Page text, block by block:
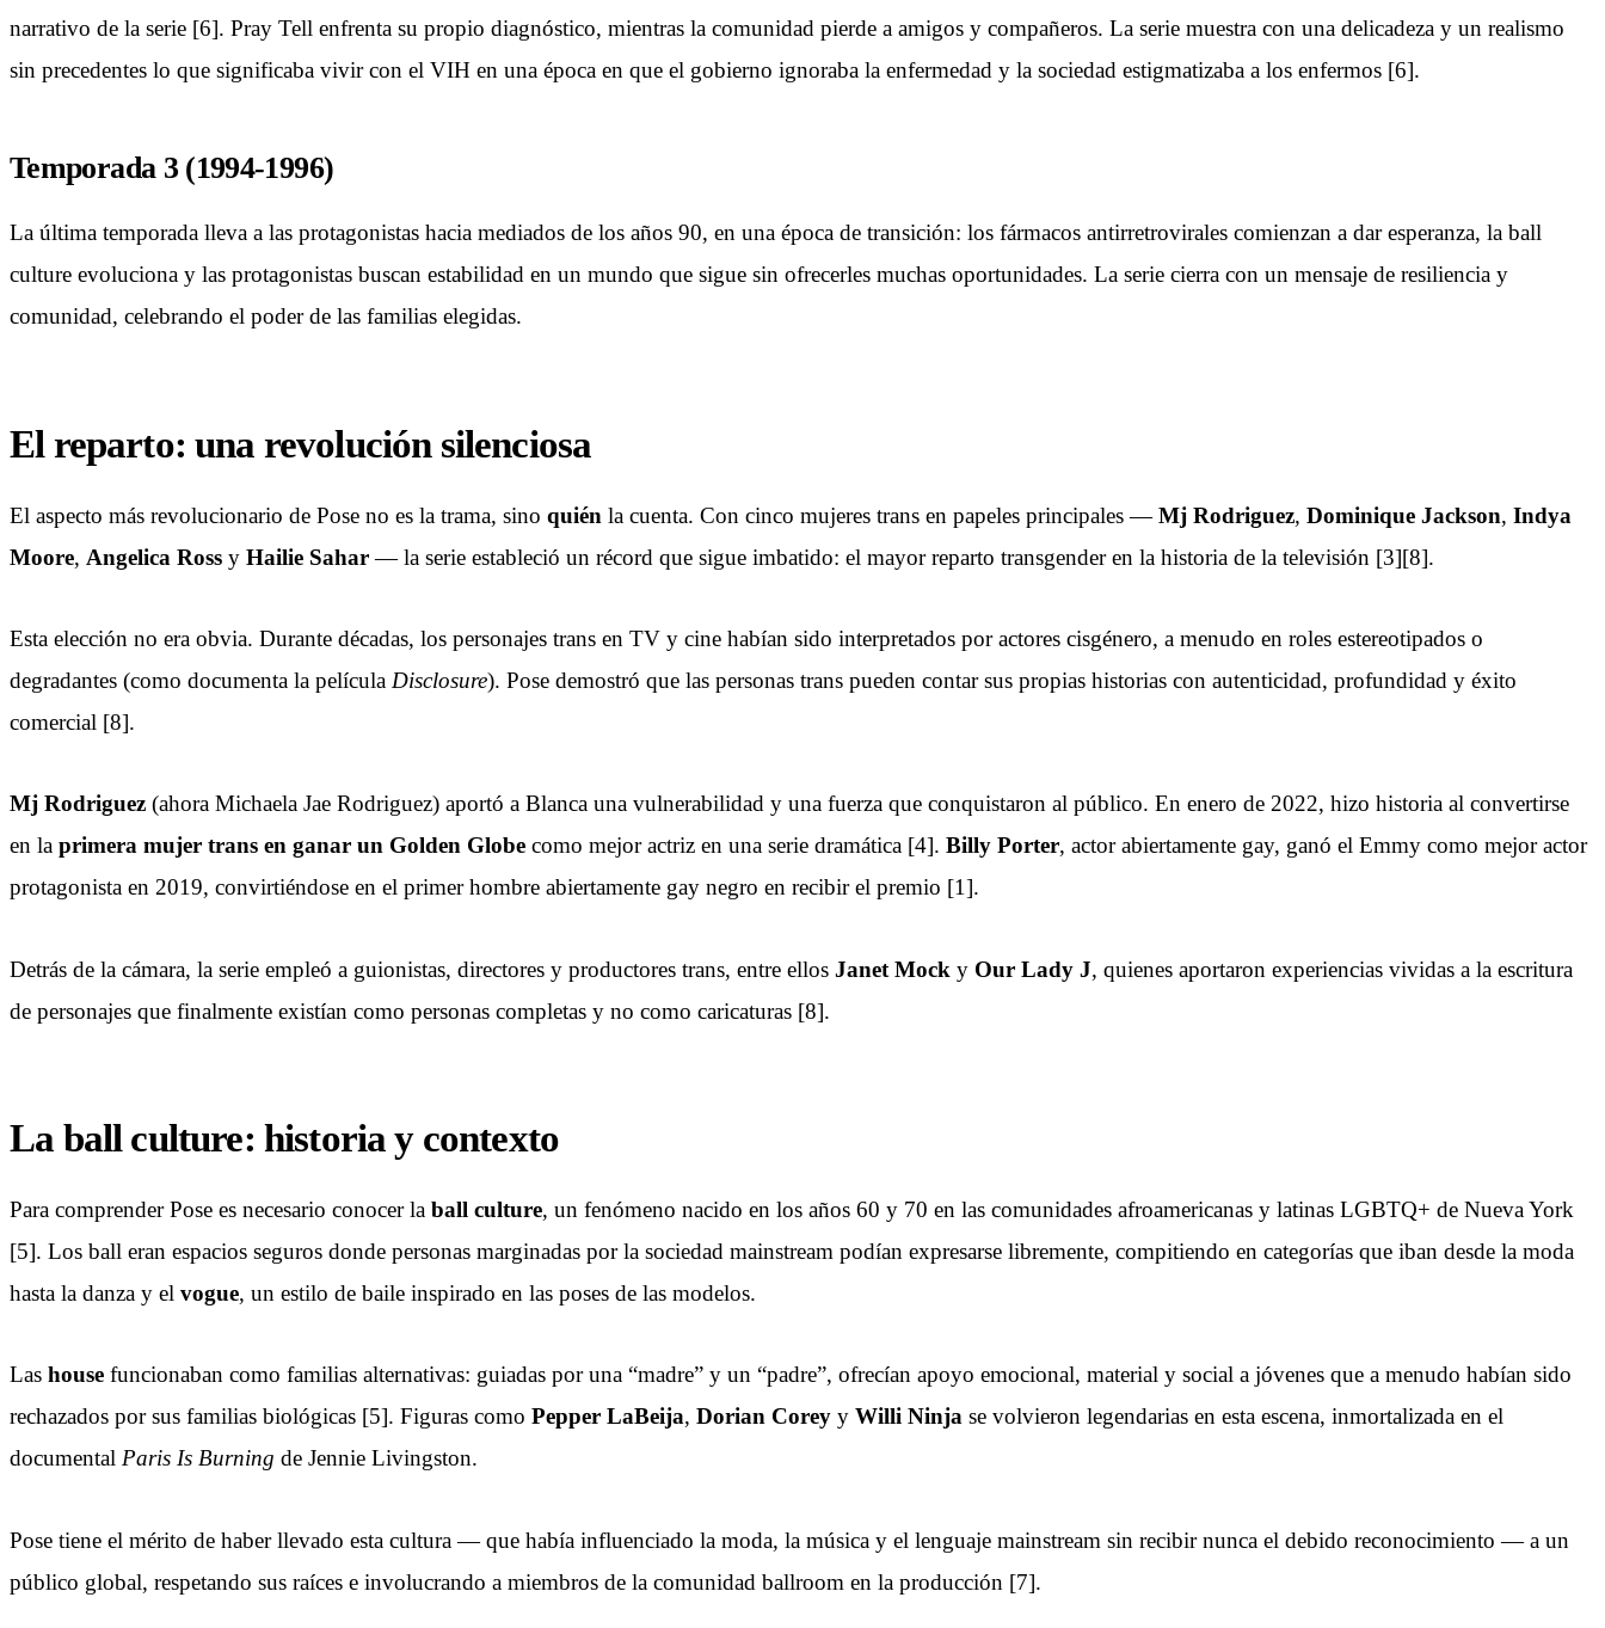
narrativo de la serie [6]. Pray Tell enfrenta su propio diagnóstico, mientras la comunidad pierde a amigos y compañeros. La serie muestra con una delicadeza y un realismo
sin precedentes lo que significaba vivir con el VIH en una época en que el gobierno ignoraba la enfermedad y la sociedad estigmatizaba a los enfermos [6].
Temporada 3 (1994-1996)
La última temporada lleva a las protagonistas hacia mediados de los años 90, en una época de transición: los fármacos antirretrovirales comienzan a dar esperanza, la ball
culture evoluciona y las protagonistas buscan estabilidad en un mundo que sigue sin ofrecerles muchas oportunidades. La serie cierra con un mensaje de resiliencia y
comunidad, celebrando el poder de las familias elegidas.
El reparto: una revolución silenciosa
El aspecto más revolucionario de Pose no es la trama, sino quién la cuenta. Con cinco mujeres trans en papeles principales —Mj Rodriguez, Dominique Jackson, Indya
Moore, Angelica Ross y Hailie Sahar— la serie estableció un récord que sigue imbatido: el mayor reparto transgender en la historia de la televisión [3][8].
Esta elección no era obvia. Durante décadas, los personajes trans en TV y cine habían sido interpretados por actores cisgénero, a menudo en roles estereotipados o
degradantes (como documenta la película Disclosure). Pose demostró que las personas trans pueden contar sus propias historias con autenticidad, profundidad y éxito
comercial [8].
Mj Rodriguez (ahora Michaela Jae Rodriguez) aportó a Blanca una vulnerabilidad y una fuerza que conquistaron al público. En enero de 2022, hizo historia al convertirse
en la primera mujer trans en ganar un Golden Globe como mejor actriz en una serie dramática [4]. Billy Porter, actor abiertamente gay, ganó el Emmy como mejor actor
protagonista en 2019, convirtiéndose en el primer hombre abiertamente gay negro en recibir el premio [1].
Detrás de la cámara, la serie empleó a guionistas, directores y productores trans, entre ellos Janet Mock y Our Lady J, quienes aportaron experiencias vividas a la escritura
de personajes que finalmente existían como personas completas y no como caricaturas [8].
La ball culture: historia y contexto
Para comprender Pose es necesario conocer la ball culture, un fenómeno nacido en los años 60 y 70 en las comunidades afroamericanas y latinas LGBTQ+ de Nueva York
[5]. Los ball eran espacios seguros donde personas marginadas por la sociedad mainstream podían expresarse libremente, compitiendo en categorías que iban desde la moda
hasta la danza y el vogue, un estilo de baile inspirado en las poses de las modelos.
Las house funcionaban como familias alternativas: guiadas por una “madre” y un “padre”, ofrecían apoyo emocional, material y social a jóvenes que a menudo habían sido
rechazados por sus familias biológicas [5]. Figuras como Pepper LaBeija, Dorian Corey y Willi Ninja se volvieron legendarias en esta escena, inmortalizada en el
documental Paris Is Burning de Jennie Livingston.
Pose tiene el mérito de haber llevado esta cultura — que había influenciado la moda, la música y el lenguaje mainstream sin recibir nunca el debido reconocimiento — a un
público global, respetando sus raíces e involucrando a miembros de la comunidad ballroom en la producción [7].